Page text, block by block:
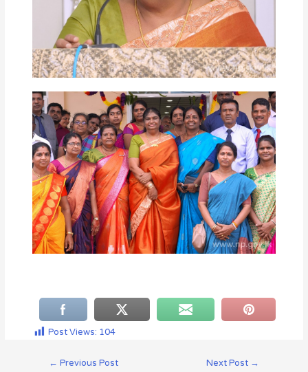
Post Views: 104
← Previous Post Next Post →